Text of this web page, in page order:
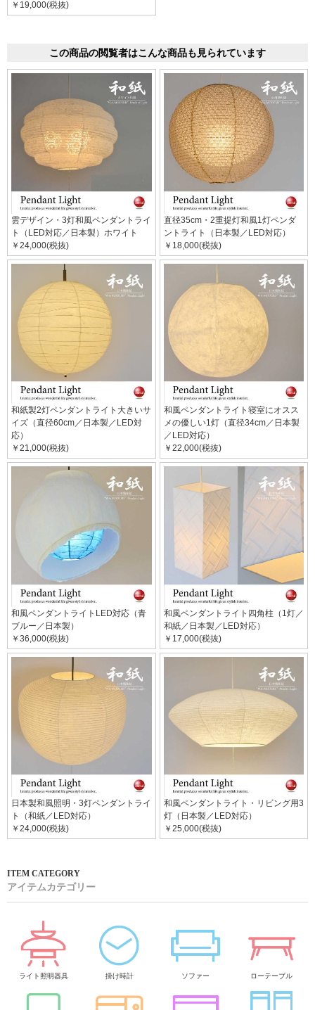
￥19,000(税抜)
この商品の閲覧者はこんな商品も見られています
雲デザイン・3灯和風ペンダントライ
ト（LED対応／日本製）ホワイト
￥24,000(税抜)
直径35cm・2重提灯和風1灯ペンダ
ントライト（日本製／LED対応）
￥18,000(税抜)
和紙製2灯ペンダントライト大きいサ
イズ（直径60cm／日本製／LED対
応）
￥21,000(税抜)
和風ペンダントライト寝室にオスス
メの優しい1灯（直径34cm／日本製
／LED対応）
￥22,000(税抜)
和風ペンダントライトLED対応（青
ブルー／日本製）
￥36,000(税抜)
和風ペンダントライト四角柱（1灯／
和紙／日本製／LED対応）
￥17,000(税抜)
日本製和風照明・3灯ペンダントライ
ト（和紙／LED対応）
￥24,000(税抜)
和風ペンダントライト・リビング用3
灯（日本製／LED対応）
￥25,000(税抜)
アイテムカテゴリー
ライト照明器具 掛け時計 ソファー ローテーブル